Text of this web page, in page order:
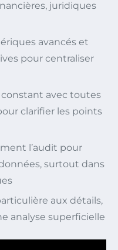
juridiques
avancés et
pour centraliser
avec toutes
clarifier les points
l’audit pour
surtout dans
aux détails,
analyse superficielle